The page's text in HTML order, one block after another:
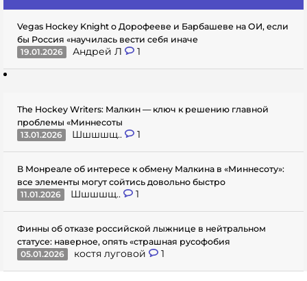
Vegas Hockey Knight о Дорофееве и Барбашеве на ОИ, если
бы Россия «научилась вести себя иначе
19.01.2026
Андрей Л 1
The Hockey Writers: Малкин — ключ к решению главной
проблемы «Миннесоты
13.01.2026
Шшшшщ.. 1
В Монреале об интересе к обмену Малкина в «Миннесоту»:
все элементы могут сойтись довольно быстро
11.01.2026
Шшшшщ.. 1
Финны об отказе российской лыжнице в нейтральном
статусе: наверное, опять «страшная русофобия
05.01.2026
костя луговой 1